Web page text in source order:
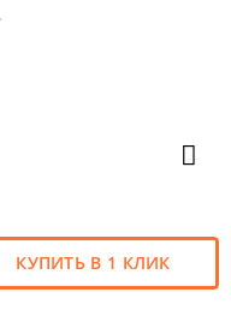
КУПИТЬ В 1 КЛИК